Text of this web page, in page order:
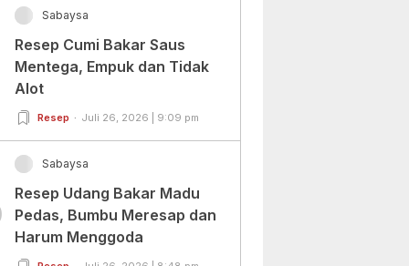
Sabaysa
Resep Cumi Bakar Saus
Mentega, Empuk dan Tidak
Alot
Resep Juli 26, 2026 | 9:09 pm
Sabaysa
Resep Udang Bakar Madu
Pedas, Bumbu Meresap dan
Harum Menggoda